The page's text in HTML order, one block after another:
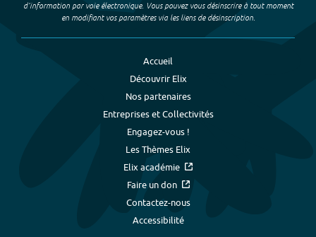
d’information par voie électronique. Vous pouvez vous désinscrire à tout moment
en modifiant vos paramètres via les liens de désinscription.
Accueil
Découvrir Elix
Nos partenaires
Entreprises et Collectivités
Engagez-vous !
Les Thèmes Elix
Elix académie
Faire un don
Contactez-nous
Accessibilité